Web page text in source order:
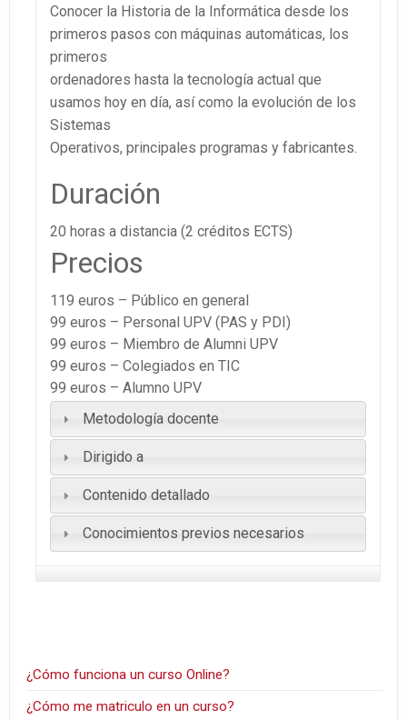
Conocer la Historia de la Informática desde los
primeros pasos con máquinas automáticas, los
primeros
ordenadores hasta la tecnología actual que
usamos hoy en día, así como la evolución de los
Sistemas
Operativos, principales programas y fabricantes.
Duración
20 horas a distancia (2 créditos ECTS)
Precios
119 euros – Público en general
99 euros – Personal UPV (PAS y PDI)
99 euros – Miembro de Alumni UPV
99 euros – Colegiados en TIC
99 euros – Alumno UPV
Metodología docente
Dirigido a
Contenido detallado
Conocimientos previos necesarios
¿Cómo funciona un curso Online?
¿Cómo me matriculo en un curso?